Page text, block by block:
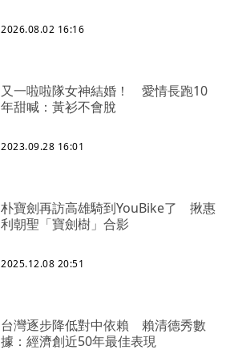
2026.08.02 16:16
又一啦啦隊女神結婚！ 愛情長跑10
年甜喊：黃衫不會脫
2023.09.28 16:01
朴寶劍再訪高雄騎到YouBike了 揪惠
利朝聖「寶劍樹」合影
2025.12.08 20:51
台灣逐步降低對中依賴 賴清德秀數
據：經濟創近50年最佳表現